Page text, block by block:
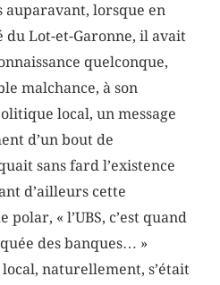
auparavant, lorsque en
du Lot-et-Garonne, il avait
quelconque,
malchance, à son
local, un message
d’un bout de
sans fard l’existence
d’ailleurs cette
« l’UBS, c’est quand
des banques… »
naturellement, s’était